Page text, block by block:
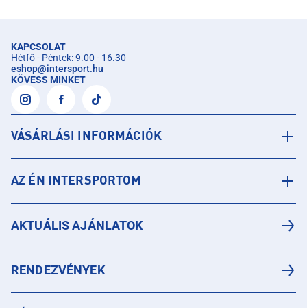
KAPCSOLAT
Hétfő - Péntek: 9.00 - 16.30
eshop@intersport.hu
KÖVESS MINKET
VÁSÁRLÁSI INFORMÁCIÓK
AZ ÉN INTERSPORTOM
AKTUÁLIS AJÁNLATOK
RENDEZVÉNYEK